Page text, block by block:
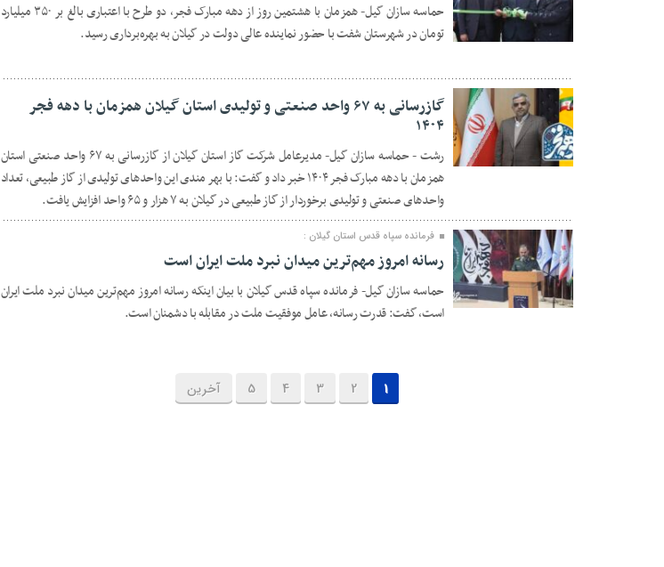
حماسه سازان گیل- همزمان با هشتمین روز از دهه مبارک فجر، دو طرح با اعتباری بالغ بر ۳۵۰ میلیارد
تومان در شهرستان شفت با حضور نماینده عالی دولت در گیلان به بهره‌برداری رسید.
۲۱ بهمن ۱۴۰۴
گازرسانی به ۶۷ واحد صنعتی و تولیدی استان گیلان همزمان با دهه فجر
۱۴۰۴
رشت - حماسه سازان گیل- مدیرعامل شرکت گاز استان گیلان از گازرسانی به ۶۷ واحد صنعتی استان
همزمان با دهه مبارک فجر ۱۴۰۴ خبر داد و گفت: با بهر مندی این واحدهای تولیدی از گاز طبیعی، تعداد
واحدهای صنعتی و تولیدی برخوردار از گاز طبیعی در گیلان به ۷ هزار و ۶۵ واحد افزایش یافت.
۲۱ بهمن ۱۴۰۴
فرمانده سپاه قدس استان گیلان :
رسانه امروز مهم‌ترین میدان نبرد ملت ایران است
حماسه سازان گیل- فرمانده سپاه قدس گیلان با بیان اینکه رسانه امروز مهم‌ترین میدان نبرد ملت ایران
است، گفت: قدرت رسانه، عامل موفقیت ملت در مقابله با دشمنان است.
1
2
3
4
5 آخرین